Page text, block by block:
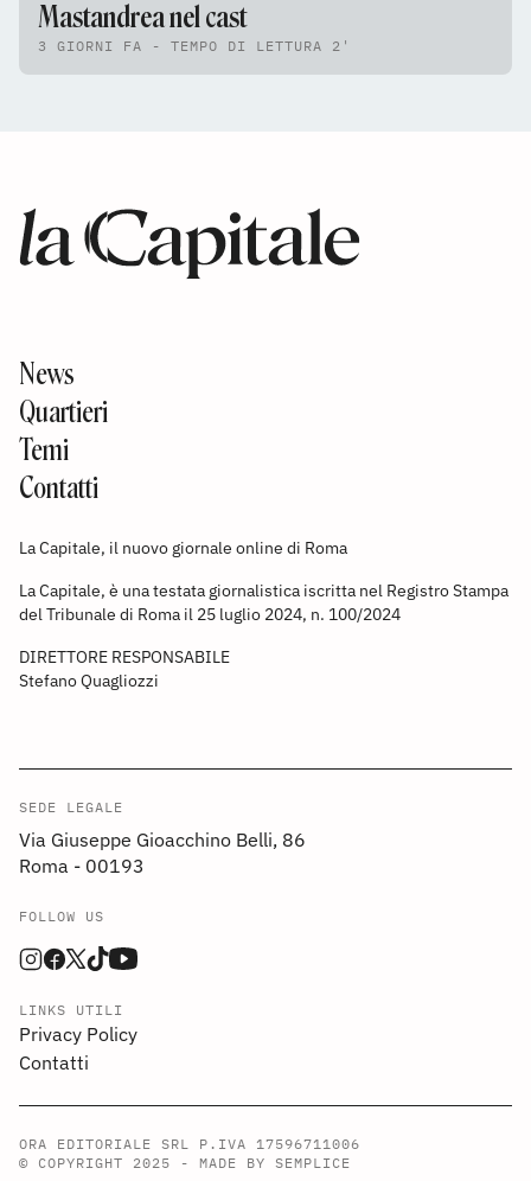
Mastandrea nel cast
3 GIORNI FA - TEMPO DI LETTURA 2'
News
Quartieri
Temi
Contatti
La Capitale, il nuovo giornale online di Roma
La Capitale, è una testata giornalistica iscritta nel Registro Stampa
del Tribunale di Roma il 25 luglio 2024, n. 100/2024
DIRETTORE RESPONSABILE
Stefano Quagliozzi
SEDE LEGALE
Via Giuseppe Gioacchino Belli, 86
Roma - 00193
FOLLOW US
LINKS UTILI
Privacy Policy
Contatti
ORA EDITORIALE SRL P.IVA 17596711006
© COPYRIGHT 2025 - MADE BY SEMPLICE